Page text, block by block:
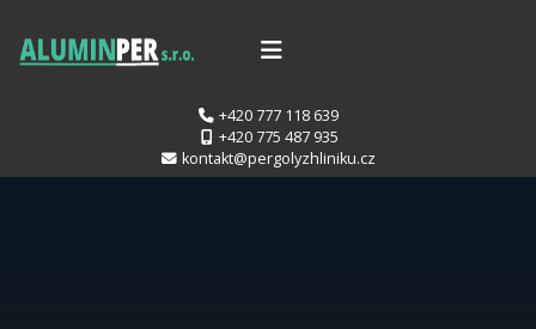
+420 777 118 639
+420 775 487 935
kontakt@pergolyzhliniku.cz